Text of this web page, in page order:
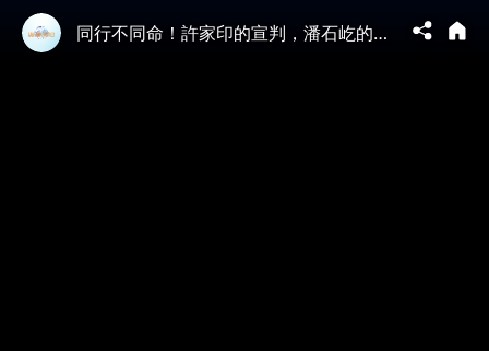
同行不同命！許家印的宣判，潘石屹的文章；同是地產大佬，命運截然不同！｜薇羽看世間 20260415